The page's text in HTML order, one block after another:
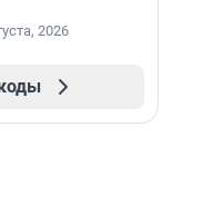
2026